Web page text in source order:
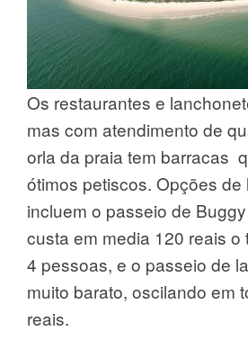
Os restaurantes e
mas com atendimento de
orla da praia tem barracas
ótimos petiscos. Opções de
incluem o passeio de
custa em media 120 reais o
4 pessoas, e o passeio de
muito barato, oscilando em
reais.